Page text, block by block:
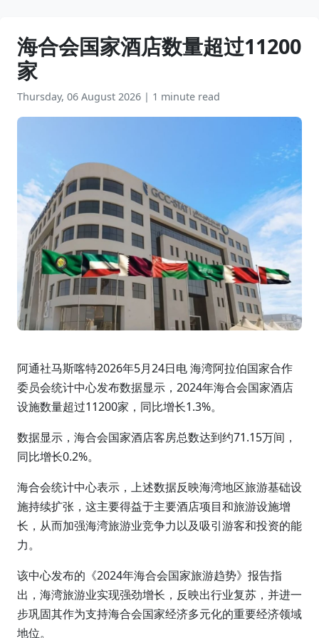
海合会国家酒店数量超过11200
家
Thursday, 06 August 2026 | 1 minute read
阿通社马斯喀特2026年5月24日电 海湾阿拉伯国家合作
委员会统计中心发布数据显示，2024年海合会国家酒店
设施数量超过11200家，同比增长1.3%。
数据显示，海合会国家酒店客房总数达到约71.15万间，
同比增长0.2%。
海合会统计中心表示，上述数据反映海湾地区旅游基础设
施持续扩张，这主要得益于主要酒店项目和旅游设施增
长，从而加强海湾旅游业竞争力以及吸引游客和投资的能
力。
该中心发布的《2024年海合会国家旅游趋势》报告指
出，海湾旅游业实现强劲增长，反映出行业复苏，并进一
步巩固其作为支持海合会国家经济多元化的重要经济领域
地位。